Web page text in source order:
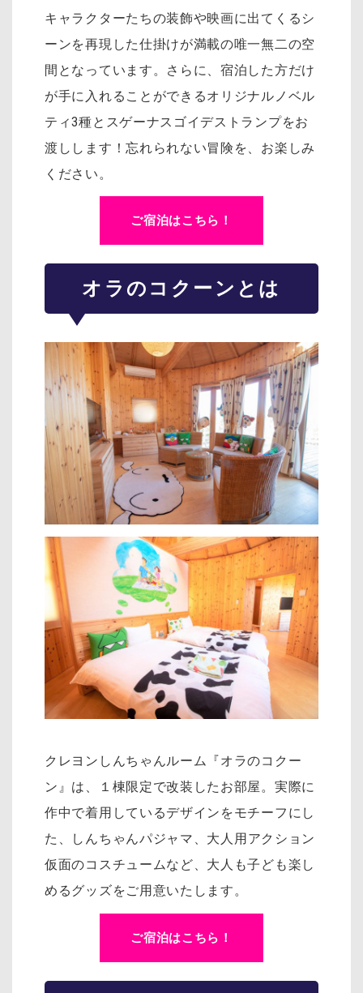
キャラクターたちの装飾や映画に出てくるシ
ーンを再現した仕掛けが満載の唯一無二の空
間となっています。さらに、宿泊した方だけ
が手に入れることができるオリジナルノベル
ティ3種とスゲーナスゴイデストランプをお
渡しします！忘れられない冒険を、お楽しみ
ください。
ご宿泊はこちら！
オラのコクーンとは
クレヨンしんちゃんルーム『オラのコクー
ン』は、１棟限定で改装したお部屋。実際に
作中で着用しているデザインをモチーフにし
た、
しんちゃんパジャマ、大人用アクション
仮面のコスチュームなど、大人も子ども楽し
めるグッズをご用意いたします。
ご宿泊はこちら！